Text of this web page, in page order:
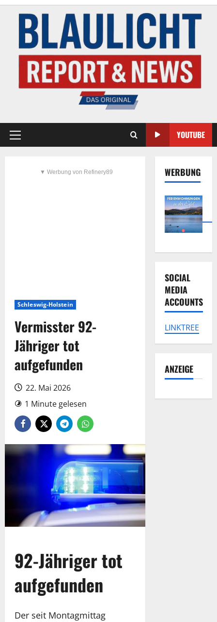
YOUTUBE
▼ Werbung von Refinery89
Schleswig-Holstein
Vermisster 92-
Jähriger tot
aufgefunden
22. Mai 2026
1 Minute gelesen
92-Jähriger tot
aufgefunden
Der seit Montagmittag
WERBUNG
SOCIAL
MEDIA
ACCOUNTS
LINKTREE
ANZEIGE